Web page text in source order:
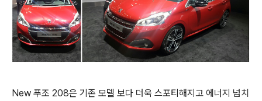
New 푸조 208은 기존 모델 보다 더욱 스포티해지고 에너지 넘치